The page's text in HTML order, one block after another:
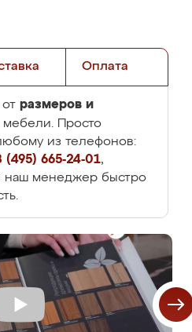
Оплата
размеров и
мебели. Просто
из телефонов:
(495) 665-24-01,
наш менеджер быстро